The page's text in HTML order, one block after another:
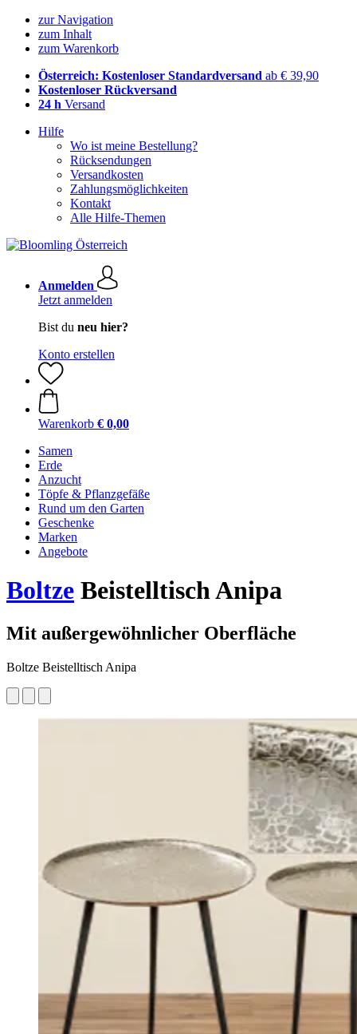
zur Navigation
zum Inhalt
zum Warenkorb
Österreich: Kostenloser Standardversand ab € 39,90
Kostenloser Rückversand
24 h Versand
Hilfe
Wo ist meine Bestellung?
Rücksendungen
Versandkosten
Zahlungsmöglichkeiten
Kontakt
Alle Hilfe-Themen
Anmelden
Jetzt anmelden
Bist du neu hier?
Konto erstellen
Warenkorb € 0,00
Samen
Erde
Anzucht
Töpfe & Pflanzgefäße
Rund um den Garten
Geschenke
Marken
Angebote
Boltze Beistelltisch Anipa
Mit außergewöhnlicher Oberfläche
Boltze Beistelltisch Anipa